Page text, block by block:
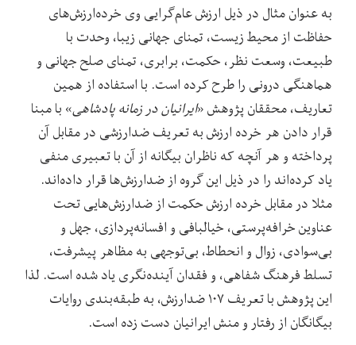
به عنوان مثال در ذیل ارزش عام‌گرایی وی خرده‌ارزش‌های
حفاظت از محیط زیست، تمنای جهانی زیبا، وحدت با
طبیعت، وسعت نظر، حکمت، برابری، تمنای صلح جهانی و
هماهنگی درونی را طرح کرده است. با استفاده از همین
تعاریف، محققان پژوهش «ایرانیان در زمانه پادشاهی» با مبنا
قرار دادن هر خرده ارزش به تعریف ضدارزشی در مقابل آن
پرداخته و هر آنچه که ناظران بیگانه از آن با تعبیری منفی
یاد کرده‌اند را در ذیل این گروه از ضد‌ارزش‌ها قرار داده‌اند.
مثلا در مقابل خرده ارزش حکمت از ضدارزش‌هایی تحت
عناوین خرافه‌پرستی، خیالبافی و افسانه‌پردازی، جهل و
بی‌سوادی، زوال و انحطاط، بی‌‌توجهی به مظاهر پیشرفت،
تسلط فرهنگ شفاهی، و فقدان آینده‌نگری یاد شده است. لذا
این پژوهش با تعریف ۱۰۷ ضدارزش، به طبقه‌بندی روایات
بیگانگان از رفتار و منش ایرانیان دست زده است.